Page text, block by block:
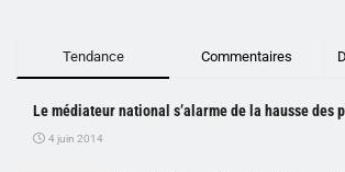
Tendance Commentaires
Le médiateur national s’alarme de la hausse des
4 juin 2014